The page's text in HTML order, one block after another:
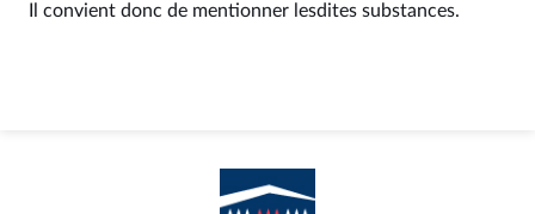
Il convient donc de mentionner lesdites substances.